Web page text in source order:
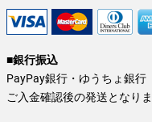
■銀行振込
PayPay銀行・ゆうちょ銀行
ご入金確認後の発送となりま